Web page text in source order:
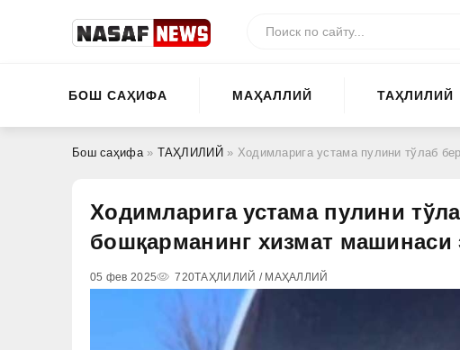
БОШ САҲИФА МАҲАЛЛИЙ ТАҲЛИЛИЙ
Бош саҳифа» ТАҲЛИЛИЙ » Ходимларига устама пулини тўлаб
Ходимларига устама пулини
бошқарманинг хизмат машинаси
05 фев 2025 720ТАҲЛИЛИЙ / МАҲАЛЛИЙ